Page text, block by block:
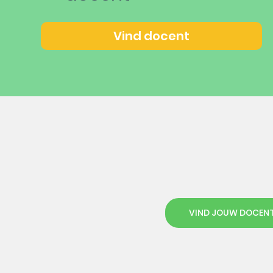
Vind docent
VIND JOUW